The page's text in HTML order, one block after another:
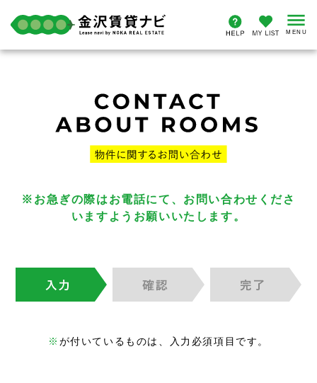
※お急ぎの際はお電話にて、お問い合わせくださ
いますようお願いいたします。
※ が付いているものは、入力必須項目です。